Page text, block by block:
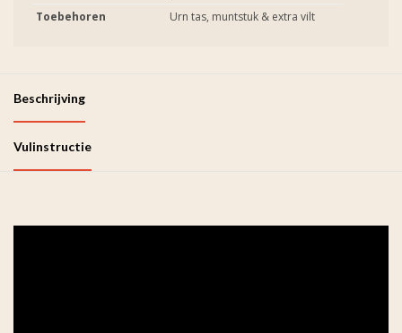
Toebehoren
Urn tas, muntstuk & extra vilt
Beschrijving
Vulinstructie